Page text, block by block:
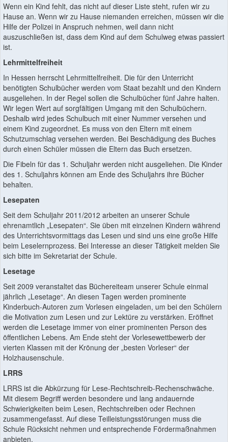
Wenn ein Kind fehlt, das nicht auf dieser Liste steht, rufen wir zu
Hause an. Wenn wir zu Hause niemanden erreichen, müssen wir die
Hilfe der Polizei in Anspruch nehmen, weil dann nicht
auszuschließen ist, dass dem Kind auf dem Schulweg etwas passiert
ist.
Lehrmittelfreiheit
In Hessen herrscht Lehrmittelfreiheit. Die für den Unterricht
benötigten Schulbücher werden vom Staat bezahlt und den Kindern
ausgeliehen. In der Regel sollen die Schulbücher fünf Jahre halten.
Wir legen Wert auf sorgfältigen Umgang mit den Schulbüchern.
Deshalb wird jedes Schulbuch mit einer Nummer versehen und
einem Kind zugeordnet. Es muss von den Eltern mit einem
Schutzumschlag versehen werden. Bei Beschädigung des Buches
durch einen Schüler müssen die Eltern das Buch ersetzen.
Die Fibeln für das 1. Schuljahr werden nicht ausgeliehen. Die Kinder
des 1. Schuljahrs können am Ende des Schuljahrs ihre Bücher
behalten.
Lesepaten
Seit dem Schuljahr 2011/2012 arbeiten an unserer Schule
ehrenamtlich „Lesepaten“. Sie üben mit einzelnen Kindern während
des Unterrichtsvormittags das Lesen und sind uns eine große Hilfe
beim Leselernprozess. Bei Interesse an dieser Tätigkeit melden Sie
sich bitte im Sekretariat der Schule.
Lesetage
Seit 2009 veranstaltet das Büchereiteam unserer Schule einmal
jährlich „Lesetage“. An diesen Tagen werden prominente
Kinderbuch-Autoren zum Vorlesen eingeladen, um bei den Schülern
die Motivation zum Lesen und zur Lektüre zu verstärken. Eröffnet
werden die Lesetage immer von einer prominenten Person des
öffentlichen Lebens. Am Ende steht der Vorlesewettbewerb der
vierten Klassen mit der Krönung der „besten Vorleser“ der
Holzhausenschule.
LRRS
LRRS ist die Abkürzung für Lese-Rechtschreib-Rechenschwäche.
Mit diesem Begriff werden besondere und lang andauernde
Schwierigkeiten beim Lesen, Rechtschreiben oder Rechnen
zusammengefasst. Auf diese Teilleistungsstörungen muss die
Schule Rücksicht nehmen und entsprechende Fördermaßnahmen
anbieten.